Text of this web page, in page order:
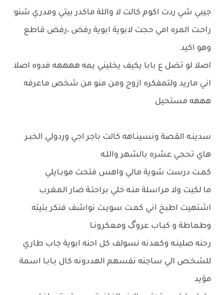
جيبي شي ردت اكوم كالت لا واللة ماكدر بيتي ومدري شنو
راحـت المره امي حجت لابوية ابوية رفض ،رفض قاطع
وهو اكيد
اصلا لو تضل ع بابا يكيف يخليني يمه ههههه فدوه اصلا
اني ماريد ولتمفكره ازوج ومن منو من شخص ماعرفه
هههه مستحيل
سدينـه القصة ونسينـاهه كالت باجر اجي وردولي الخبـر
هاي تحجي عشره بالشهر واللـه
كمـت درست شوية مالي واهس فتحت موبـايلي
ما لكيت ولا مراسلة منـه خلي براحتـة ضار المغرب
اشتهيت اطبخ اني كمـت سويـت نواشف فنكر بتيته
وطماطة و كبـاب عروگ ومعكرونـا
رحنه صلينـه وكعدنه نسولف كل احنه ابوية جاب طاري
للشخـص الي ساجنه نفسهم الهددونه كال بـابـا اسمة
مؤيد